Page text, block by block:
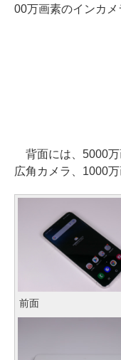
00万画素のインカメ
背面には、5000万
広角カメラ、1000
前面